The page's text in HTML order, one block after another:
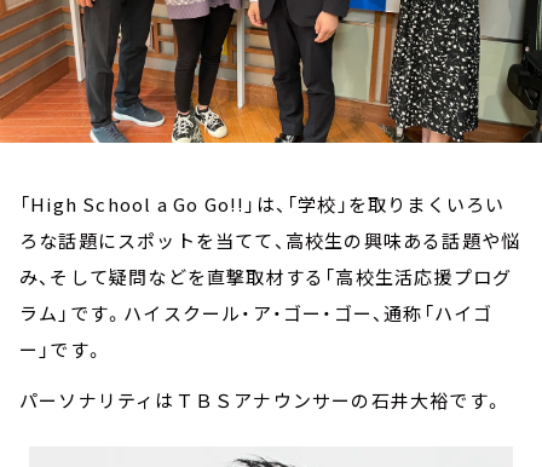
「High School a Go Go!!」は、「学校」を取りまくいろい
ろな話題にスポットを当てて、高校生の興味ある話題や悩
み、そして疑問などを直撃取材する「高校生活応援プログ
ラム」です。ハイスクール・ア・ゴー・ゴー、通称「ハイゴ
ー」です。
パーソナリティはＴＢＳアナウンサーの石井大裕です。